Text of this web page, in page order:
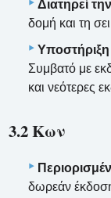
Διατηρεί
δομή και τη
Υποστήριξη
Συμβατό με
και νεότερες
3.2 Κων
δωρεάν